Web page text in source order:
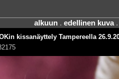
alkuun. edellinen kuva.
kissanäyttely Tampereella